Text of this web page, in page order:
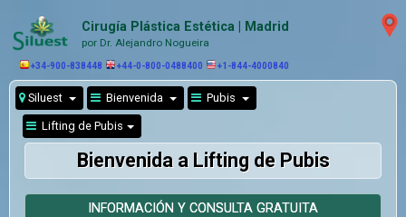
Cirugía Plástica Estética | Madrid
por Dr. Alejandro Nogueira
+34-900-838448 +44-0-800-0488400 +1-844-4000840
Siluest Bienvenida Pubis
Lifting de Pubis
Bienvenida a Lifting de Pubis
INFORMACIÓN Y CONSULTA GRATUITA